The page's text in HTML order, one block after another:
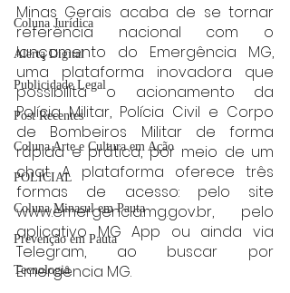
Coluna Jurídica
Alerta Digital
Publicidade Legal
Post Recentes
Coluna Arte e Cultura em Ação
POLICIAL
Coluna Minasul em Pauta
Prevenção em Pauta
Tecnologia
Minas Gerais acaba de se tornar
referência nacional com o
lançamento do Emergência MG,
uma plataforma inovadora que
possibilita o acionamento da
Polícia Militar, Polícia Civil e Corpo
de Bombeiros Militar de forma
rápida e prática, por meio de um
chat. A plataforma oferece três
formas de acesso: pelo site
www.emergencia.mg.gov.br, pelo
aplicativo MG App ou ainda via
Telegram, ao buscar por
Emergência MG.